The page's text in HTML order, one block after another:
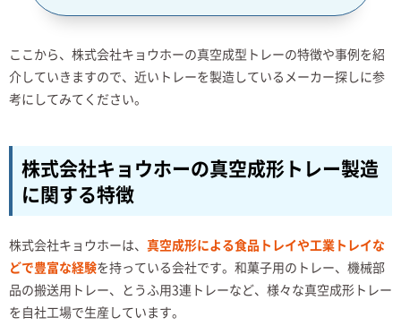
ここから、株式会社キョウホーの真空成型トレーの特徴や事例を紹
介していきますので、近いトレーを製造しているメーカー探しに参
考にしてみてください。
株式会社キョウホーの真空成形トレー製造
に関する特徴
株式会社キョウホーは、 真空成形による食品トレイや工業トレイな
どで豊富な経験を持っている会社です。和菓子用のトレー、機械部
品の搬送用トレー、とうふ用3連トレーなど、様々な真空成形トレー
を自社工場で生産しています。